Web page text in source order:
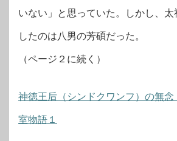
いない」と思っていた。しかし、太
したのは八男の芳碩だった。
（ページ２に続く）
神徳王后（シンドクワンフ）の無念
室物語１